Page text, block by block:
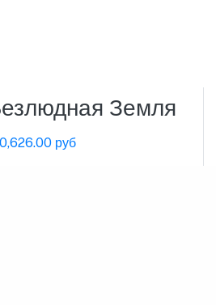
Земля
руб